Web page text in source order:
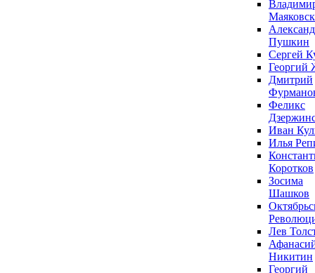
Пушкин
Сергей
Георгий
Дмитрий
Феликс
Иван
Илья
Коротков
Зосима
Шашков
Лев
Никитин
Георгий